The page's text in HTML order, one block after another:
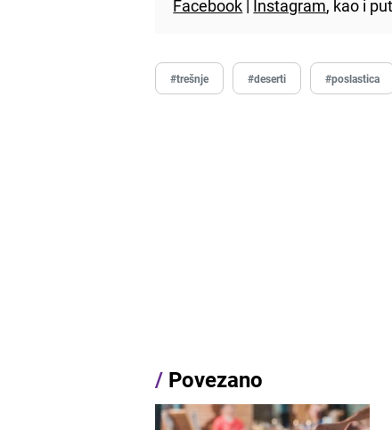
Facebook | Instagram, kao i
#trešnje #deserti #poslastica
/ Povezano